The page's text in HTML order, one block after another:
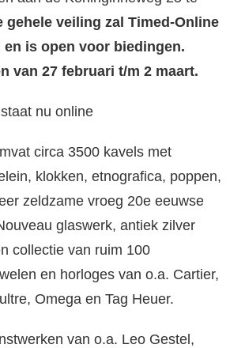
gehele veiling zal Timed-Online
en is open voor biedingen.
van 27 februari t/m 2 maart.
nu online
circa 3500 kavels met
klokken, etnografica, poppen,
zeldzame vroeg 20e eeuwse
glaswerk, antiek zilver
collectie van ruim 100
en horloges van o.a. Cartier,
Omega en Tag Heuer.
van o.a. Leo Gestel,